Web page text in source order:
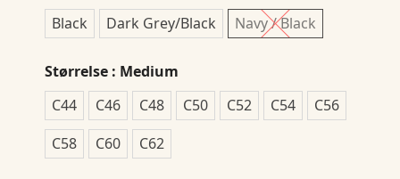
Black
Dark Grey/Black Navy / Black
Størrelse : Medium
C44
C46 C48 C50 C52 C54
C56
C58
C60 C62